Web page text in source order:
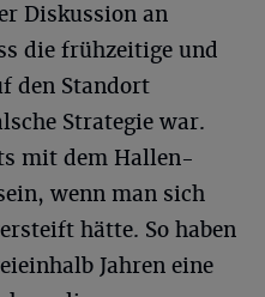
Diskussion an
die frühzeitige und
den Standort
Strategie war.
mit dem Hallen-
wenn man sich
hätte. So haben
Jahren eine